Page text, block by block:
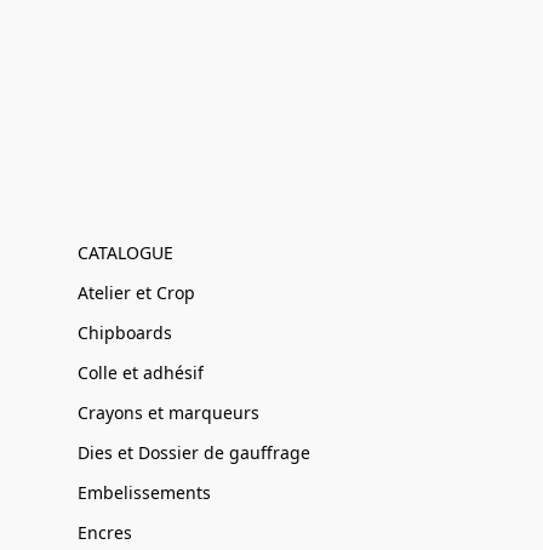
CATALOGUE
Atelier et Crop
Chipboards
Colle et adhésif
Crayons et marqueurs
Dies et Dossier de gauffrage
Embelissements
Encres